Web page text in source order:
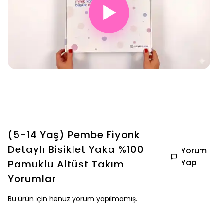
▶
(5-14 Yaş) Pembe Fiyonk
Detaylı Bisiklet Yaka %100
Pamuklu Altüst Takım
Yorumlar
Yorum
Yap
Bu ürün için henüz yorum yapılmamış.